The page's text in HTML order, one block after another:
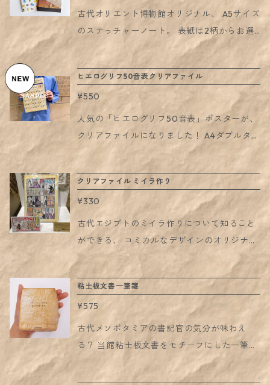
古代オリエント博物館オリジナル、 A5サイズ
のステっチャーノート。 表紙は2柄からお選
びいただけます。 ◇ 「オリエントづくし」柄
（写真1枚目左、2・3枚目） 古代オリエント
博物館の収蔵品のイラストがちりばめられ
た、 カラフルな図柄。 あなたのお気に入りの
収蔵品はありますか？ イラストレーター：に
しだ さきこ ◇「エジプト」柄（写真1枚目
右、4・5枚目） 古代オリエント博物館のポス
ターの図柄が、 そのままノートになりまし
た。 ◆中面（写真6・7枚目） 2柄共通の、古
代エジプトの花のモチーフです。 紙は目にや
さしくお使いいただきやすいクリーム色。
ヒエログリフ50音表クリアファイル
¥550
人気の「ヒエログリフ50音表」ポスターが、
クリアファイルになりました！ A4ダブルタイ
プのクリアファイルで、 広げていただくと内
側に2ポケット、 両サイドにA4書類を収納で
きます。 背面には「ヒエログリフ50音表」
を一覧できるデザインです。 古代エジプトで
使用されていた文字「ヒエログリフ」を日本
語の50音に当てはめてみた50音表。 ご自分
の名前を書いたり、ヒエログリフで愛をつづ
ったりも……！？ ◉関連アイテム 「ヒエログリ
フ50音表」ポスター： https://aomtokyo.th
ebase.in/items/40080834 「ミイラづく
り」クリアファイル： https://aomtokyo.the
base.in/items/46985427
クリアファイル ミイラ作り
¥330
古代エジプトのミイラ作りについて知ること
ができる、 コミカルなデザインのオリジナル
クリアファイル。 表面・裏面と続く「アヌビ
ス先生」の講義を読めば、あなたもミイラ作
り職人に！？ A4の紙が入るサイズです。 イ
ラストレーター：にしだ さきこ
粘土板文書一筆箋
¥575
古代メソポタミアの書記官の気分が味わえ
る？ 当館粘土板文書をモチーフにした一筆
箋。中紙では楔形文字で書かれた古代の書簡
についても学べます。